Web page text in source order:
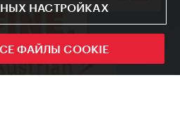
НАСТРОЙКАХ
ФАЙЛЫ COOKIE